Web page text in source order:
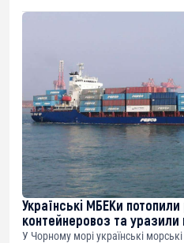
Українські МБЕКи
контейнеровоз та
У Чорному морі українські